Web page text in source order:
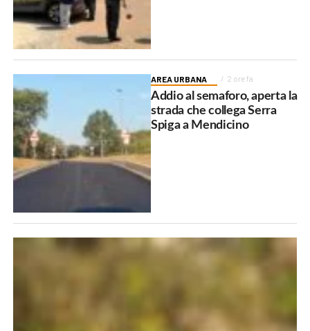
AREA URBANA 2 ore fa
Addio al semaforo, aperta la
strada che collega Serra
Spiga a Mendicino